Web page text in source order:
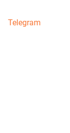
Telegram